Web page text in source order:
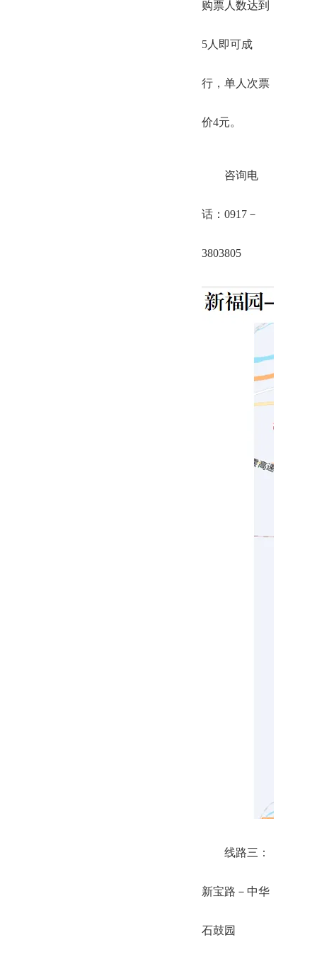
购票人数达到
5人即可成
行，单人次票
价4元。
咨询电
话：0917－
3803805
线路三：
新宝路－中华
石鼓园